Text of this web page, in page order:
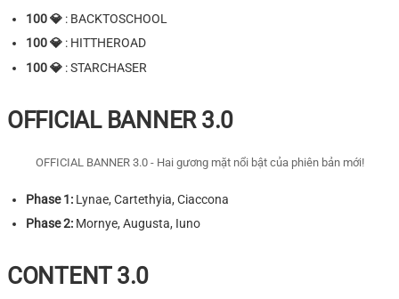
100 💎 : BACKTOSCHOOL
100 💎 : HITTHEROAD
100 💎 : STARCHASER
OFFICIAL BANNER 3.0
OFFICIAL BANNER 3.0 - Hai gương mặt nổi bật của phiên bản mới!
Phase 1: Lynae, Cartethyia, Ciaccona
Phase 2: Mornye, Augusta, Iuno
CONTENT 3.0